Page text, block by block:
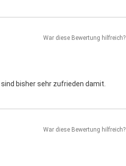
bisher sehr zufrieden damit.
War diese Bewertung hilfreich?
War diese Bewertung hilfreich?